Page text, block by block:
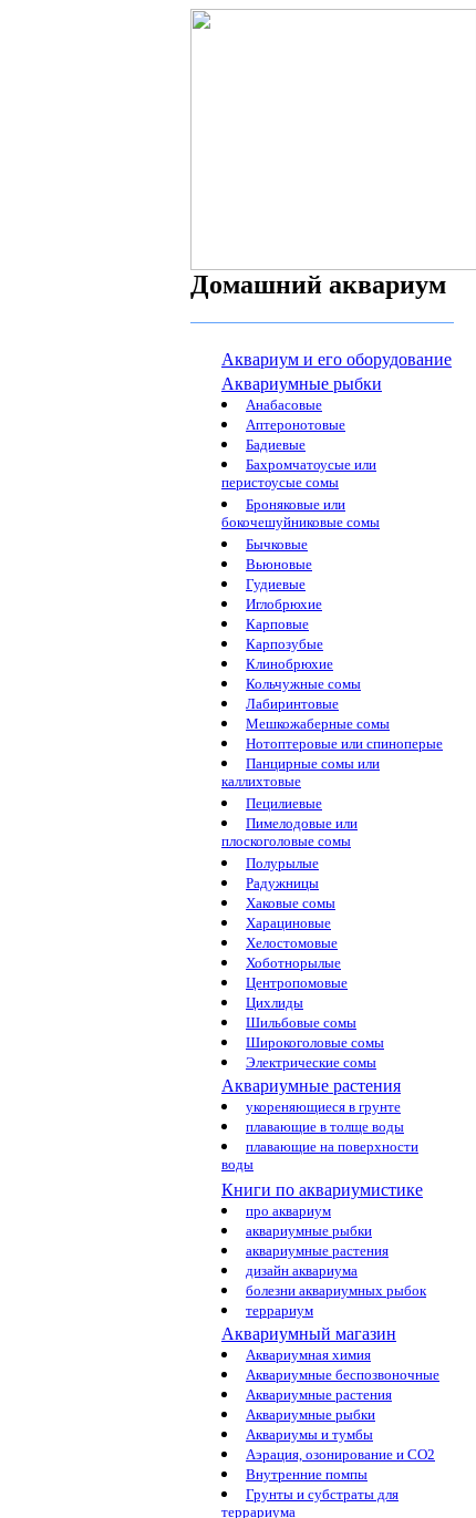
Домашний аквариум
Аквариум и его оборудование
Аквариумные рыбки
Анабасовые
Аптеронотовые
Бадиевые
Бахромчатоусые или
перистоусые сомы
Броняковые или
бокочешуйниковые сомы
Бычковые
Вьюновые
Гудиевые
Иглобрюхие
Карповые
Карпозубые
Клинобрюхие
Кольчужные сомы
Лабиринтовые
Мешкожаберные сомы
Нотоптеровые или спиноперые
Панцирные сомы или
каллихтовые
Пецилиевые
Пимелодовые или
плоскоголовые сомы
Полурылые
Радужницы
Хаковые сомы
Харациновые
Хелостомовые
Хоботнорылые
Центропомовые
Цихлиды
Шильбовые сомы
Широкоголовые сомы
Электрические сомы
Аквариумные растения
укореняющиеся в грунте
плавающие в толще воды
плавающие на поверхности
воды
Книги по аквариумистике
про аквариум
аквариумные рыбки
аквариумные растения
дизайн аквариума
болезни аквариумных рыбок
террариум
Аквариумный магазин
Аквариумная химия
Аквариумные беспозвоночные
Аквариумные растения
Аквариумные рыбки
Аквариумы и тумбы
Аэрация, озонирование и CO2
Внутренние помпы
Грунты и субстраты для
террариума